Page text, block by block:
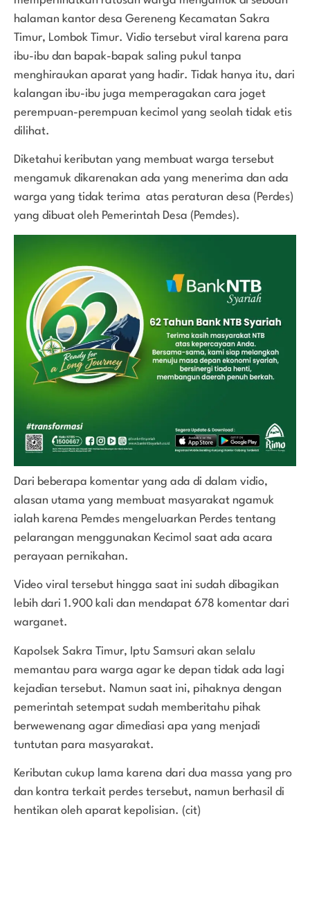
halaman kantor desa Gereneng Kecamatan Sakra
Timur, Lombok Timur. Vidio tersebut viral karena para
ibu-ibu dan bapak-bapak saling pukul tanpa
menghiraukan aparat yang hadir. Tidak hanya itu, dari
kalangan ibu-ibu juga memperagakan cara joget
perempuan-perempuan kecimol yang seolah tidak etis
dilihat.
Diketahui keributan yang membuat warga tersebut
mengamuk dikarenakan ada yang menerima dan ada
warga yang tidak terima atas peraturan desa (Perdes)
yang dibuat oleh Pemerintah Desa (Pemdes).
Dari beberapa komentar yang ada di dalam vidio,
alasan utama yang membuat masyarakat ngamuk
ialah karena Pemdes mengeluarkan Perdes tentang
pelarangan menggunakan Kecimol saat ada acara
perayaan pernikahan.
Video viral tersebut hingga saat ini sudah dibagikan
lebih dari 1.900 kali dan mendapat 678 komentar dari
warganet.
Kapolsek Sakra Timur, Iptu Samsuri akan selalu
memantau para warga agar ke depan tidak ada lagi
kejadian tersebut. Namun saat ini, pihaknya dengan
pemerintah setempat sudah memberitahu pihak
berwewenang agar dimediasi apa yang menjadi
tuntutan para masyarakat.
Keributan cukup lama karena dari dua massa yang pro
dan kontra terkait perdes tersebut, namun berhasil di
hentikan oleh aparat kepolisian. (cit)